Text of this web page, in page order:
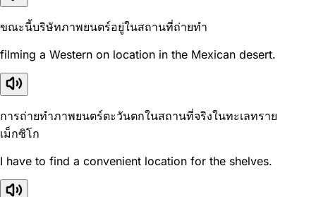
ขณะนี้บริษัทภาพยนตร์อยู่ในสถานที่ถ่ายทำ
filming a Western on location in the Mexican desert.
การถ่ายทำภาพยนตร์ตะวันตกในสถานที่จริงในทะเลทราย
เม็กซิโก
I have to find a convenient location for the shelves.